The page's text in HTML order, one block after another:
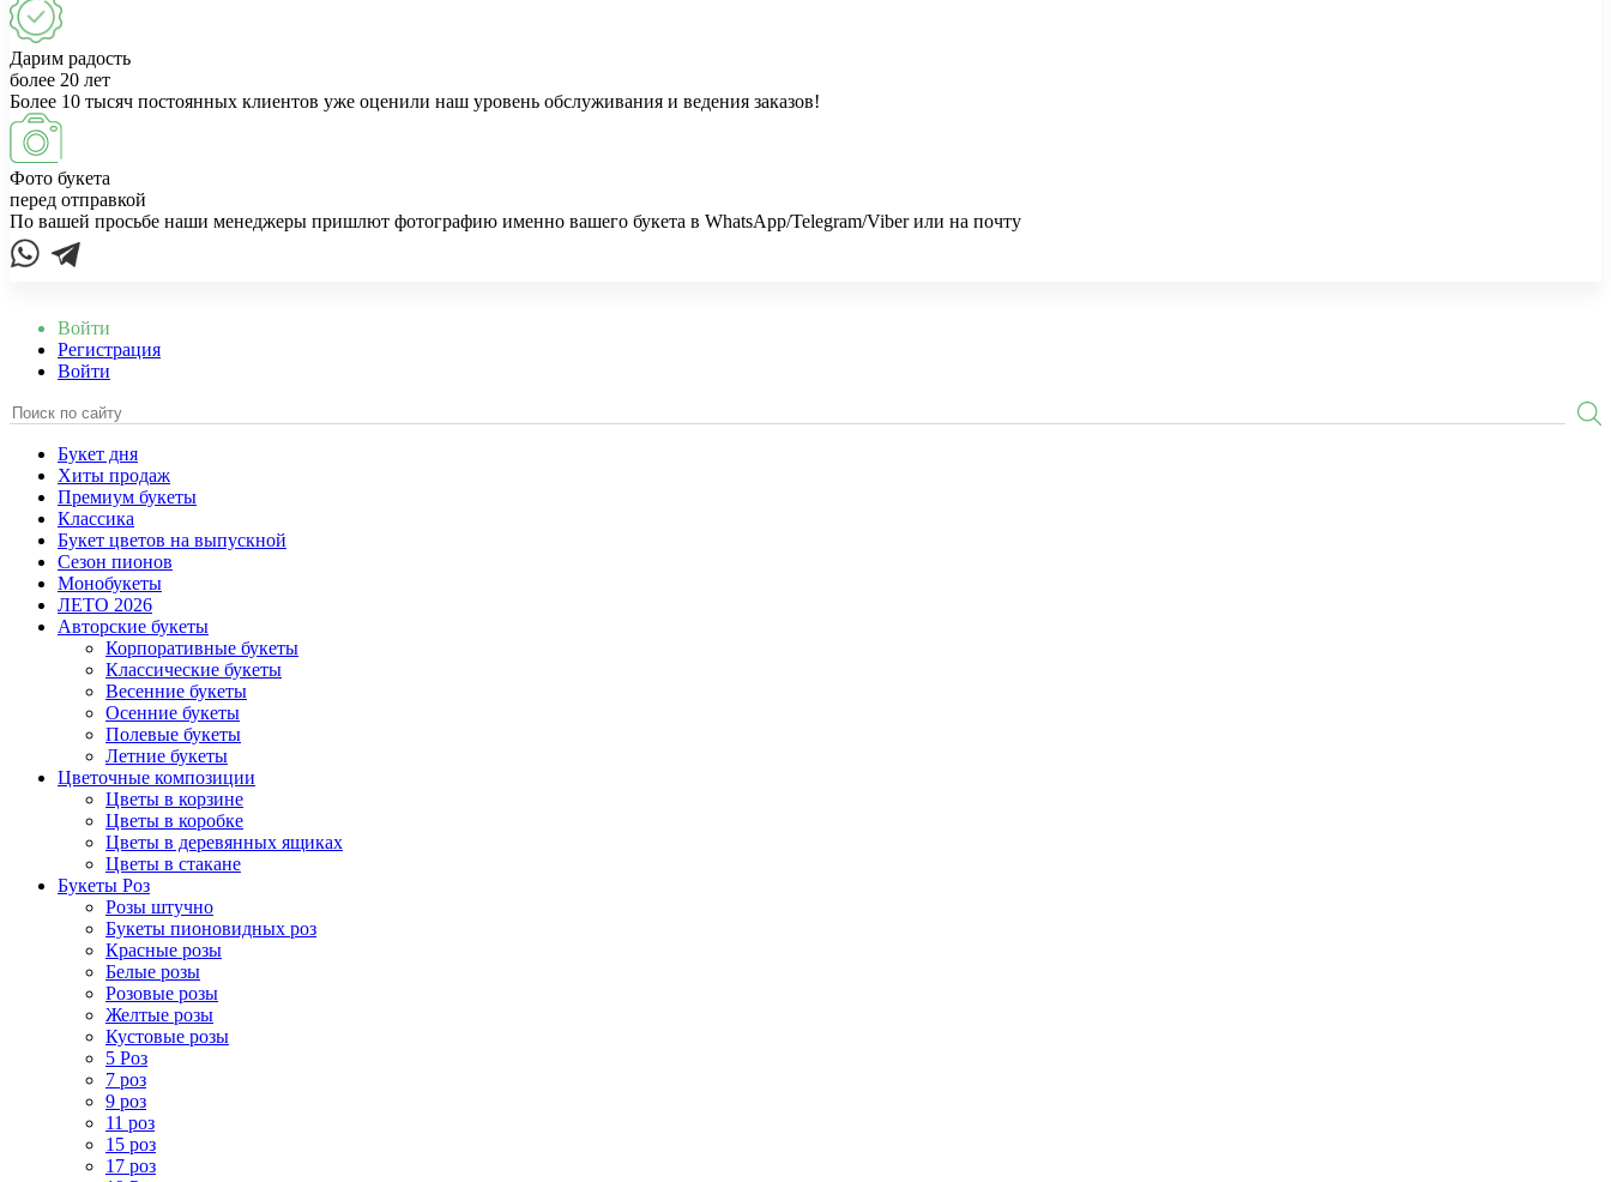
Дарим радость
более 20 лет
Более 10 тысяч постоянных клиентов уже оценили наш уровень обслуживания и ведения заказов!
Фото букета
перед отправкой
По вашей просьбе наши менеджеры пришлют фотографию именно вашего букета в WhatsApp/Telegram/Viber или на почту
Войти
Регистрация
Войти
Букет дня
Хиты продаж
Премиум букеты
Классика
Букет цветов на выпускной
Сезон пионов
Монобукеты
ЛЕТО 2026
Авторские букеты
Корпоративные букеты
Классические букеты
Весенние букеты
Осенние букеты
Полевые букеты
Летние букеты
Цветочные композиции
Цветы в корзине
Цветы в коробке
Цветы в деревянных ящиках
Цветы в стакане
Букеты Роз
Розы штучно
Букеты пионовидных роз
Красные розы
Белые розы
Розовые розы
Желтые розы
Кустовые розы
5 Роз
7 роз
9 роз
11 роз
15 роз
17 роз